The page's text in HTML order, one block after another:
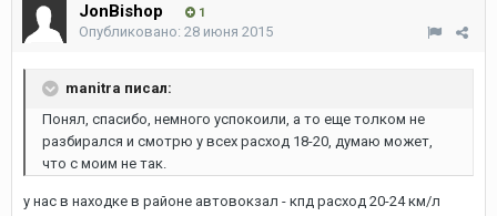
JonBishop 1
Опубликовано: 28 июня 2015
manitra писал:
Понял, спасибо, немного успокоили, а то еще толком не
разбирался и смотрю у всех расход 18-20, думаю может,
что с моим не так.
у нас в находке в районе автовокзал - кпд расход 20-24 км/л